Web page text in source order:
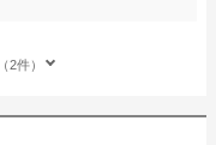
2件）